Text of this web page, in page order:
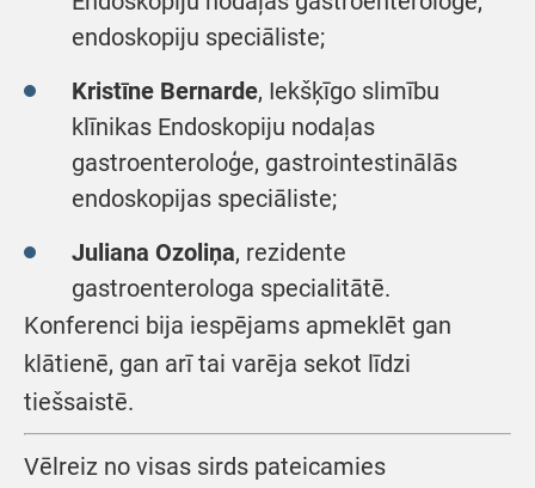
endoskopiju speciāliste;
Kristīne Bernarde, Iekšķīgo slimību
klīnikas Endoskopiju nodaļas
gastroenteroloģe, gastrointestinālās
endoskopijas speciāliste;
Juliana Ozoliņa, rezidente
gastroenterologa specialitātē.
Konferenci bija iespējams apmeklēt gan
klātienē, gan arī tai varēja sekot līdzi
tiešsaistē.
Vēlreiz no visas sirds pateicamies